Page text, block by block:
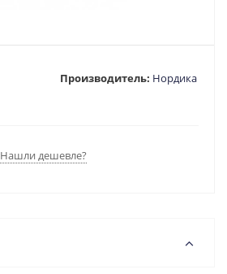
Производитель: Нордика
Нашли дешевле?